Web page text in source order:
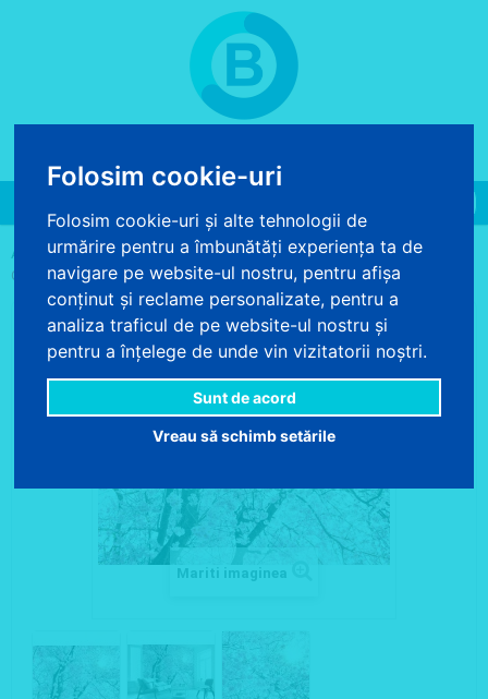
Folosim cookie-uri
Folosim cookie-uri și alte tehnologii de
urmărire pentru a îmbunătăți experiența ta de
navigare pe website-ul nostru, pentru afișa
conținut și reclame personalizate, pentru a
analiza traficul de pe website-ul nostru și
pentru a înțelege de unde vin vizitatorii noștri.
Sunt de acord
Vreau să schimb setările
navigation
ACASA > FOTOTAPET > FOTOTAPET FLORAL > FOTOTAPET FLORAL
CIRES INFLORIT
Mariti imaginea